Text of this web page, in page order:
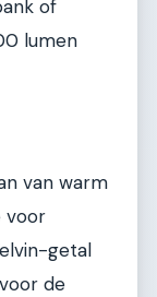
of
lumen
van warm
voor
getal
de